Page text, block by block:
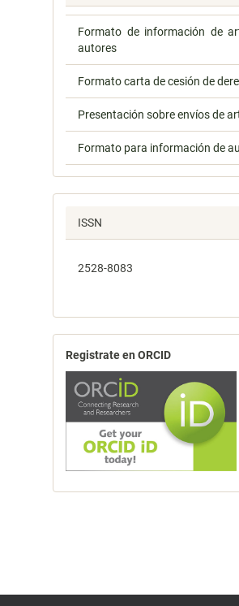
Formato de información de
autores
Formato carta de cesión de
Presentación sobre envíos de
Formato para información de
ISSN
2528-8083
Registrate en ORCID